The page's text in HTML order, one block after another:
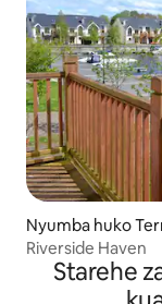
Nyumba huko
Riverside Haven
Starehe